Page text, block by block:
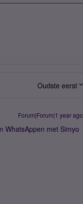
Oudste eerst
Forum|Forum|1 year ago
WhatsAppen met Simyo